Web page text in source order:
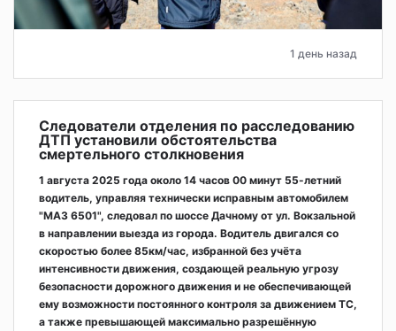
1 день назад
Следователи отделения по расследованию
ДТП установили обстоятельства
смертельного столкновения
1 августа 2025 года около 14 часов 00 минут 55-летний
водитель, управляя технически исправным автомобилем
"МАЗ 6501", следовал по шоссе Дачному от ул. Вокзальной
в направлении выезда из города. Водитель двигался со
скоростью более 85км/час, избранной без учёта
интенсивности движения, создающей реальную угрозу
безопасности дорожного движения и не обеспечивающей
ему возможности постоянного контроля за движением ТС,
а также превышающей максимально разрешённую